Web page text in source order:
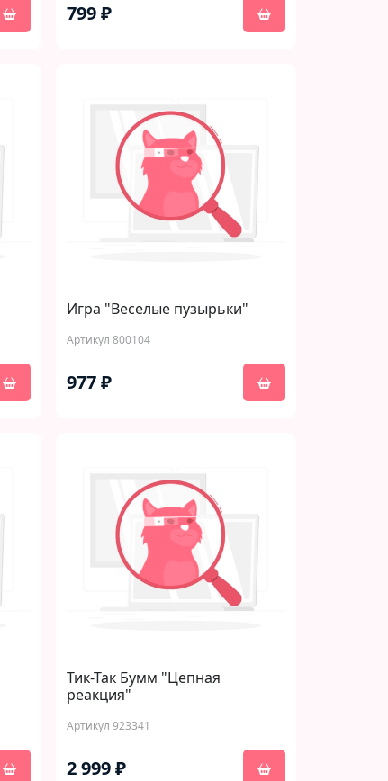
799 ₽
Игра "Веселые пузырьки"
Артикул 800104
977 ₽
Тик-Так Бумм "Цепная
реакция"
Артикул 923341
2 999 ₽